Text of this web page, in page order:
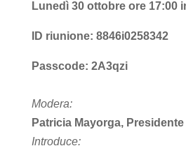
Lunedì 30 ottobre ore 17:00
ID riunione: 8846i0258342
Passcode: 2A3qzi
Modera:
Patricia Mayorga, Presidente
Introduce: